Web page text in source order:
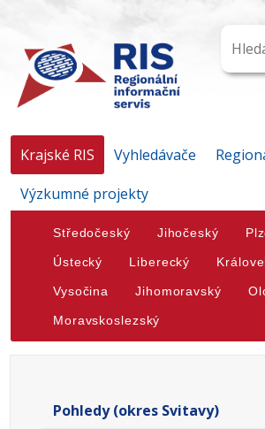
Krajské RIS Vyhledávače
Výzkumné projekty
Středočeský Jihočeský
Ústecký Liberecký
Vysočina Jihomoravský
Moravskoslezský
Pohledy (okres Svitavy)